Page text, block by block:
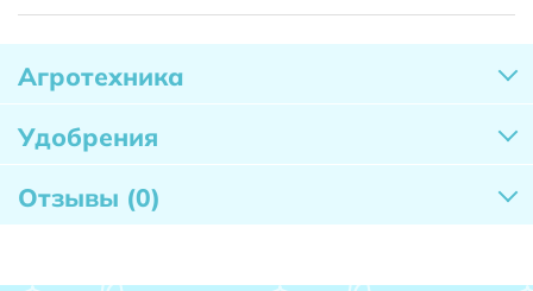
Агротехника
Удобрения
Отзывы (0)